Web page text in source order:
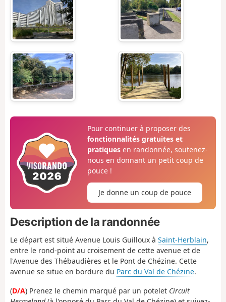
Pour continuer à proposer des
fonctionnalités gratuites et
pratiquesen randonnée, soutenez-
nous en donnant un petit coup de
pouce !
Je donne un coup de pouce
Description de la randonnée
Le départ est situé Avenue Louis Guilloux à Saint-Herblain,
entre le rond-point au croisement de cette avenue et de
l'Avenue des Thébaudières et le Pont de Chézine. Cette
avenue se situe en bordure du Parc du Val de Chézine.
(D/A) Prenez le chemin marqué par un potelet Circuit